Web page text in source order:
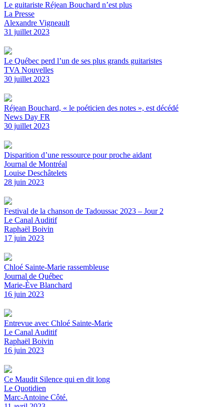
Le guitariste Réjean Bouchard n’est plus
La Presse
Alexandre Vigneault
31 juillet 2023
Le Québec perd l’un de ses plus grands guitaristes
TVA Nouvelles
30 juillet 2023
Réjean Bouchard, « le poéticien des notes », est décédé
News Day FR
30 juillet 2023
Disparition d’une ressource pour proche aidant
Journal de Montréal
Louise Deschâtelets
28 juin 2023
Festival de la chanson de Tadoussac 2023 – Jour 2
Le Canal Auditif
Raphaël Boivin
17 juin 2023
Chloé Sainte-Marie rassembleuse
Journal de Québec
Marie-Ève Blanchard
16 juin 2023
Entrevue avec Chloé Sainte-Marie
Le Canal Auditif
Raphaël Boivin
16 juin 2023
Ce Maudit Silence qui en dit long
Le Quotidien
Marc-Antoine Côté.